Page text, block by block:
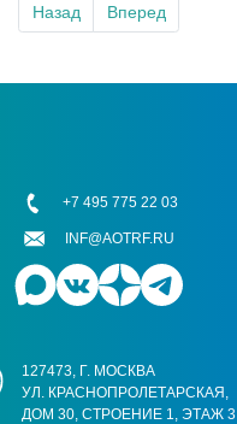
Назад Вперед
127473, Г. МОСКВА
УЛ. КРАСНОПРОЛЕТАРСКАЯ,
ДОМ 30, СТРОЕНИЕ 1, ЭТАЖ 3
+7 495 775 22 03
INF@AOTRF.RU